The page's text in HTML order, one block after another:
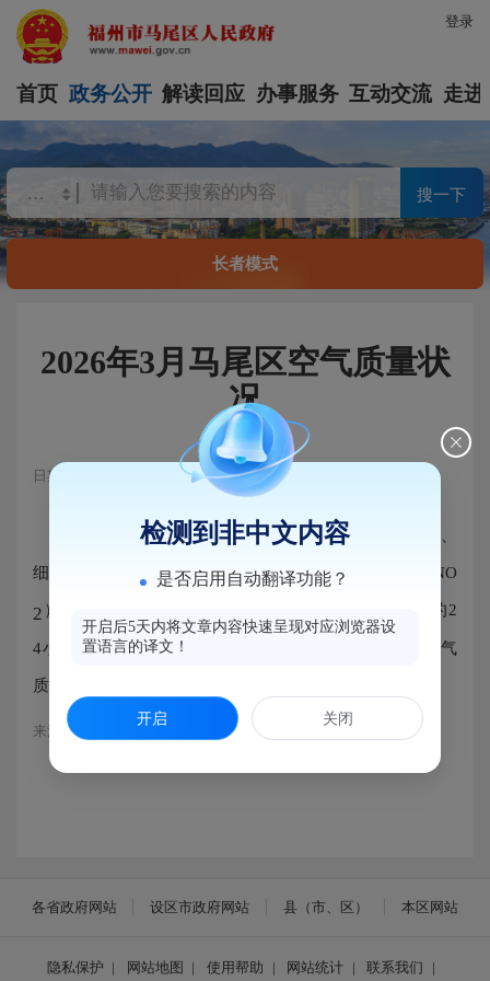
登录
首页 政务公开 解读回应 办事服务 互动交流 走进
搜一下
长者模式
2026年3月马尾区空气质量状
况
日期：2026-04-21 10:24 浏览量：115
2026年3月马尾区空气质量可吸入颗粒物（PM ）、
细颗粒物（PM 2.5）、二氧化硫（SO2）、二氧化氮（NO
2 ）、臭氧（O ）、一氧化碳（CO）等6项污染物指标的2
4小时浓度均值（O3为8小时最大值）均达到国家环境空气
质量标准（GB 3095-2026）二级水平。
来源：马尾生态环境局
各省政府网站 设区市政府网站 县（市、区） 本区网站
隐私保护 | 网站地图 | 使用帮助 | 网站统计 | 联系我们 |
检测到非中文内容
是否启用自动翻译功能？
开启后5天内将文章内容快速呈现对应浏览器设
置语言的译文！
开启 关闭